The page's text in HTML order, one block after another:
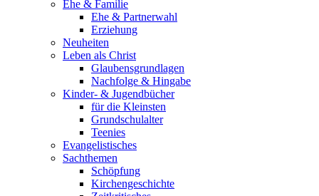
Ehe & Familie
Ehe & Partnerwahl
Erziehung
Neuheiten
Leben als Christ
Glaubensgrundlagen
Nachfolge & Hingabe
Kinder- & Jugendbücher
für die Kleinsten
Grundschulalter
Teenies
Evangelistisches
Sachthemen
Schöpfung
Kirchengeschichte